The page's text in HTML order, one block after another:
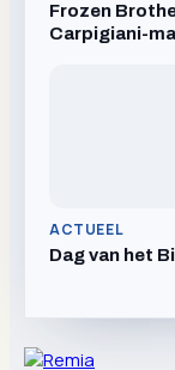
Frozen
Carpigiani-
ACTUEEL
Dag van het